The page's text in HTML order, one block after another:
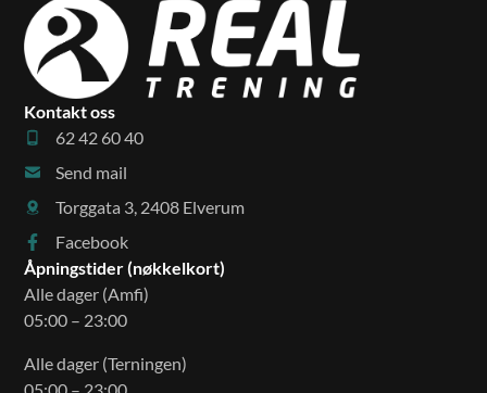
Kontakt oss
62 42 60 40
Send mail
Torggata 3, 2408 Elverum
Facebook
Åpningstider (nøkkelkort)
Alle dager (Amfi)
05:00 – 23:00
Alle dager (Terningen)